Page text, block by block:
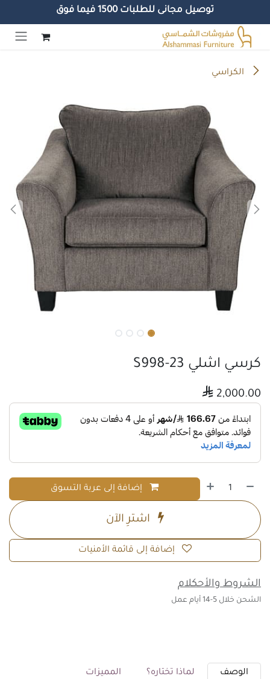
توصيل مجانى للطلبات 1500 فيما فوق
تخطي للذهاب إلى المحتوى
الكراسي
كرسي اشلي S998-23
2,000.00
إضافة إلى عربة التسوق
اشترِ الآن
إضافة إلى قائمة الأمنيات
الشروط والأحكلام
الشحن خلال 5-14 أيام عمل
الوصف لماذا تختاره؟
المميزات